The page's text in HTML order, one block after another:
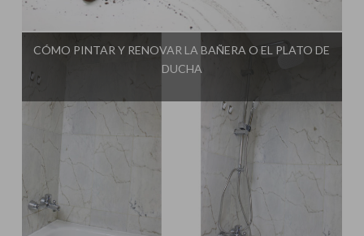
Influencer: Una Casa Diferente
CÓMO PINTAR Y RENOVAR LA BAÑERA O EL PLATO DE
DUCHA